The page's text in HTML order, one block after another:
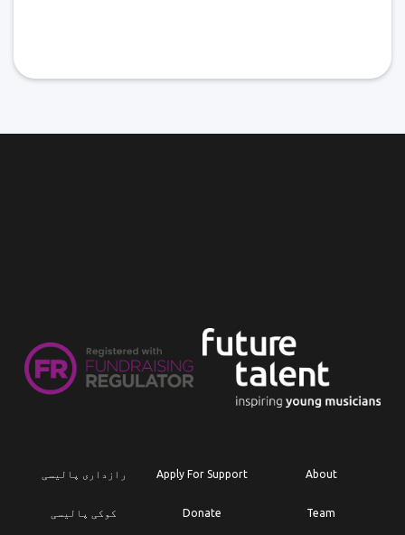
رازداری پالیسی
کوکی پالیسی
Apply For Support
Donate
About
Team